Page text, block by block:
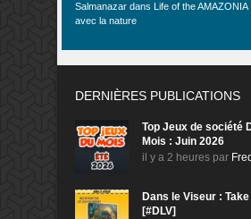
Salmanazar dans Life of the AMAZONIA
avec la nature
DERNIÈRES PUBLICATIONS
Top Jeux de société
Mois : Juin 2026
il y a 2 heures par
Dans le Viseur :
[#DLV]